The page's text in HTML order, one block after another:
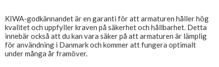
KIWA-godkännandet är en garanti för att armaturen håller hög
kvalitet och uppfyller kraven på säkerhet och hållbarhet. Detta
innebär också att du kan vara säker på att armaturen är lämplig
för användning i Danmark och kommer att fungera optimalt
under många år framöver.